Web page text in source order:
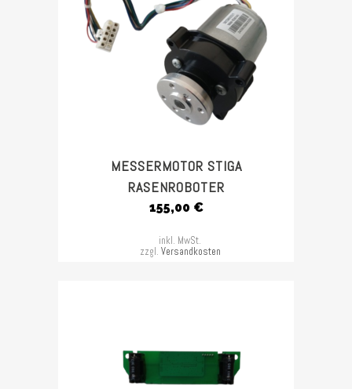
MESSERMOTOR STIGA
RASENROBOTER
155,00 €
inkl. MwSt.
zzgl. Versandkosten